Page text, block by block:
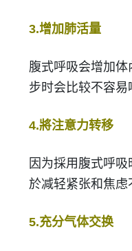
3.增加肺活量
腹式呼吸会增加
步时会比较不容易
4.將注意力转移
因为採用腹式呼
於减轻紧张和焦虑
5.充分气体交换